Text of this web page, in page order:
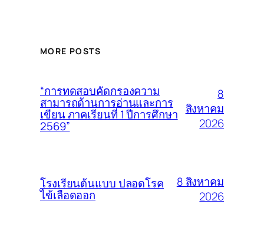
MORE POSTS
“การทดสอบคัดกรองความ
สามารถด้านการอ่านและการ
เขียน ภาคเรียนที่ 1 ปีการศึกษา
2569”
8
สิงหาคม
2026
โรงเรียนต้นแบบ ปลอดโรค
ไข้เลือดออก
8 สิงหาคม
2026